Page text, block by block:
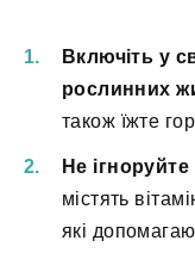
Включіть у
рослинних
також їжте
Не
містять
які